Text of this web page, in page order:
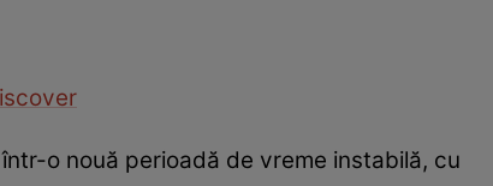
o nouă perioadă de vreme instabilă, cu